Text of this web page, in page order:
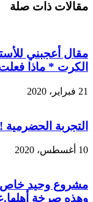
مقالات ذات صلة
مقال أعجبني
الكرت * ماذا
21 فبراير، 2020
التجربة
10 أغسطس، 2020
مشروع وحيد خاص
وهذه صرخة